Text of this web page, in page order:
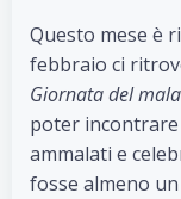
Questo mese è
febbraio ci
Giornata del
poter
ammalati e
fosse almeno